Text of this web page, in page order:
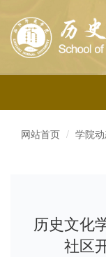
网站首页
学院
历史文化
社区